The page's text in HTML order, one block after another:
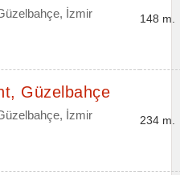
İzmir 148 m.
Güzelbahçe
İzmir 234 m.